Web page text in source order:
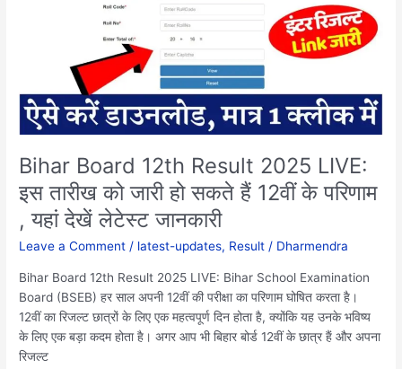
Bihar Board 12th Result 2025 LIVE:
इस तारीख को जारी हो सकते हैं 12वीं के परिणाम
, यहां देखें लेटेस्ट जानकारी
Leave a Comment / latest-updates, Result / Dharmendra
Bihar Board 12th Result 2025 LIVE: Bihar School Examination
Board (BSEB) हर साल अपनी 12वीं की परीक्षा का परिणाम घोषित करता है।
12वीं का रिजल्ट छात्रों के लिए एक महत्वपूर्ण दिन होता है, क्योंकि यह उनके भविष्य
के लिए एक बड़ा कदम होता है। अगर आप भी बिहार बोर्ड 12वीं के छात्र हैं और अपना
रिजल्ट
को
जारी
हो
सकते
हैं
12वीं
परिणाम
,
यहां
देखें
लेटेस्ट
जानकारी